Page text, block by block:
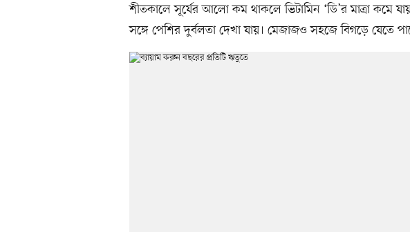
শীতকালে সূর্যের আলো কম থাকলে ভিটামিন ‘ডি’র মাত্রা কমে
সঙ্গে পেশির দুর্বলতা দেখা যায়। মেজাজও সহজে বিগড়ে যেতে